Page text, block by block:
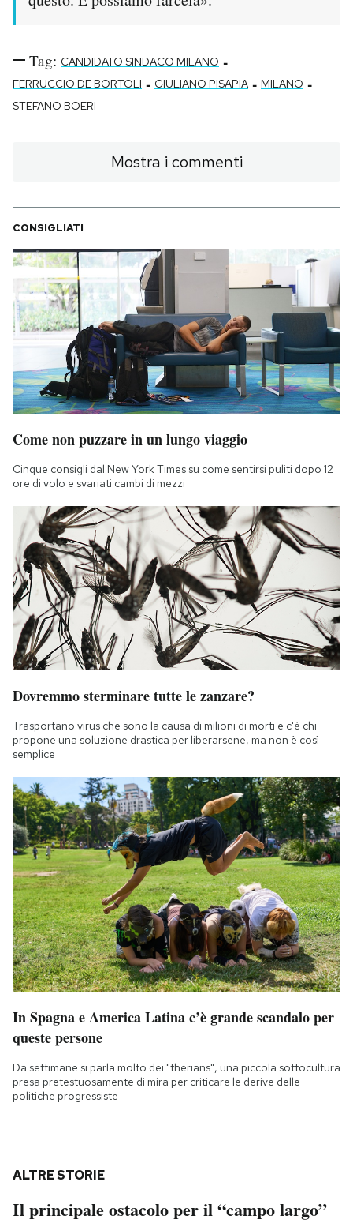
Tag: CANDIDATO SINDACO MILANO -
FERRUCCIO DE BORTOLI - GIULIANO PISAPIA - MILANO -
STEFANO BOERI
Mostra i commenti
CONSIGLIATI
Come non puzzare in un lungo viaggio
Cinque consigli dal New York Times su come sentirsi puliti dopo 12
ore di volo e svariati cambi di mezzi
Dovremmo sterminare tutte le zanzare?
Trasportano virus che sono la causa di milioni di morti e c'è chi
propone una soluzione drastica per liberarsene, ma non è così
semplice
In Spagna e America Latina c’è grande scandalo per
queste persone
Da settimane si parla molto dei "therians", una piccola sottocultura
presa pretestuosamente di mira per criticare le derive delle
politiche progressiste
ALTRE STORIE
Il principale ostacolo per il “campo largo”